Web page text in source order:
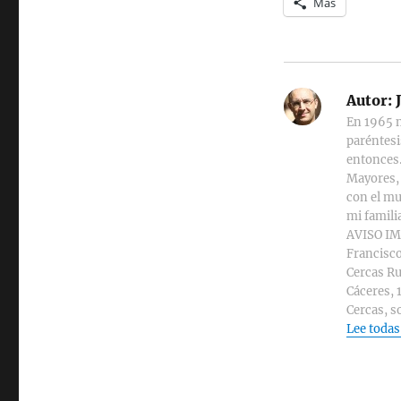
Autor:
En 1965
con el
mi
AVISO
Cercas
Cáceres,
Cercas,
Lee